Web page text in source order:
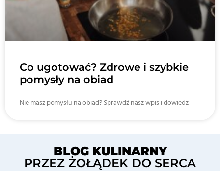
Co ugotować? Zdrowe i szybkie
pomysły na obiad
Nie masz pomysłu na obiad? Sprawdź nasz wpis i dowiedz
BLOG KULINARNY
PRZEZ ŻOŁĄDEK DO SERCA